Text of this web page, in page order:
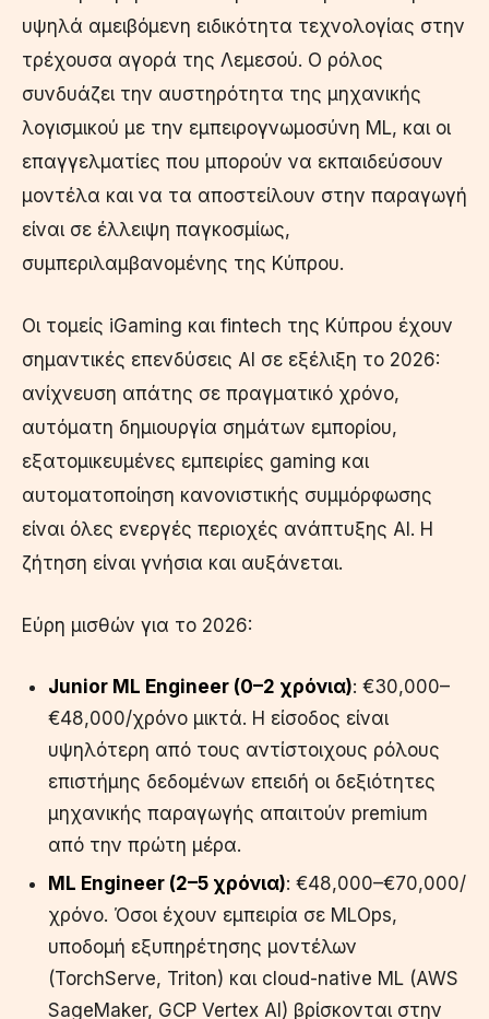
υψηλά αμειβόμενη ειδικότητα τεχνολογίας στην
τρέχουσα αγορά της Λεμεσού. Ο ρόλος
συνδυάζει την αυστηρότητα της μηχανικής
λογισμικού με την εμπειρογνωμοσύνη ML, και οι
επαγγελματίες που μπορούν να εκπαιδεύσουν
μοντέλα και να τα αποστείλουν στην παραγωγή
είναι σε έλλειψη παγκοσμίως,
συμπεριλαμβανομένης της Κύπρου.
Οι τομείς iGaming και fintech της Κύπρου έχουν
σημαντικές επενδύσεις AI σε εξέλιξη το 2026:
ανίχνευση απάτης σε πραγματικό χρόνο,
αυτόματη δημιουργία σημάτων εμπορίου,
εξατομικευμένες εμπειρίες gaming και
αυτοματοποίηση κανονιστικής συμμόρφωσης
είναι όλες ενεργές περιοχές ανάπτυξης AI. Η
ζήτηση είναι γνήσια και αυξάνεται.
Εύρη μισθών για το 2026:
Junior ML Engineer (0–2 χρόνια): €30,000–
€48,000/χρόνο μικτά. Η είσοδος είναι
υψηλότερη από τους αντίστοιχους ρόλους
επιστήμης δεδομένων επειδή οι δεξιότητες
μηχανικής παραγωγής απαιτούν premium
από την πρώτη μέρα.
ML Engineer (2–5 χρόνια): €48,000–€70,000/
χρόνο. Όσοι έχουν εμπειρία σε MLOps,
υποδομή εξυπηρέτησης μοντέλων
(TorchServe, Triton) και cloud-native ML (AWS
SageMaker, GCP Vertex AI) βρίσκονται στην